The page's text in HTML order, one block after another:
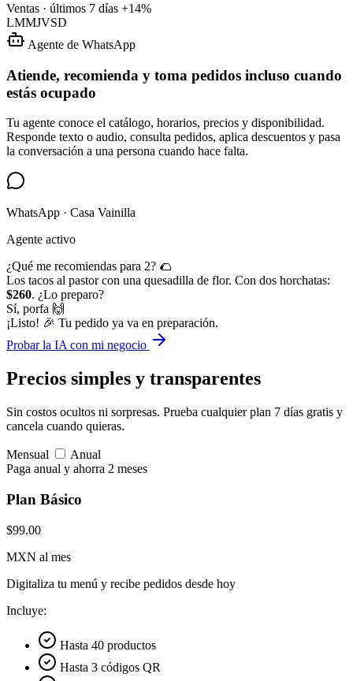
Ventas · últimos 7 días +14%
LMMJVSD
Agente de WhatsApp
Atiende, recomienda y toma pedidos incluso cuando
estás ocupado
Tu agente conoce el catálogo, horarios, precios y disponibilidad.
Responde texto o audio, consulta pedidos, aplica descuentos y pasa
la conversación a una persona cuando hace falta.
WhatsApp · Casa Vainilla
Agente activo
¿Qué me recomiendas para 2? 🌮
Los tacos al pastor con una quesadilla de flor. Con dos horchatas:
$260. ¿Lo preparo?
Sí, porfa 🙌
¡Listo! 🎉 Tu pedido ya va en preparación.
Probar la IA con mi negocio
Precios simples y transparentes
Sin costos ocultos ni sorpresas. Prueba cualquier plan 7 días gratis y
cancela cuando quieras.
Mensual
Anual
Paga anual y ahorra 2 meses
Plan Básico
$99.00
MXN al mes
Digitaliza tu menú y recibe pedidos desde hoy
Incluye:
Hasta 40 productos
Hasta 3 códigos QR